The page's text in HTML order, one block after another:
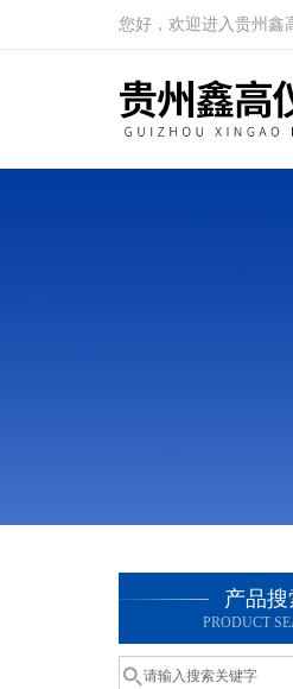
您好，欢迎进入贵州鑫
产品搜
PRODUCT